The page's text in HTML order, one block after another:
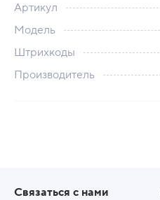
Артикул
Модель
Штрихкоды
Производитель
Связаться с нами